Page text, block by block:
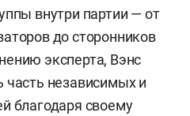
внутри партии — от
до сторонников
эксперта, Вэнс
независимых и
благодаря своему